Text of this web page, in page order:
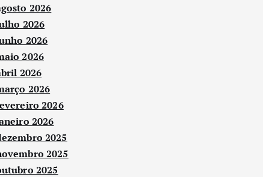
2026
2026
2026
2026
2026
2026
2026
2026
2025
2025
2025